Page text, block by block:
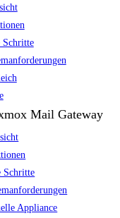
Schritte
Mail Gateway
Schritte
Appliance